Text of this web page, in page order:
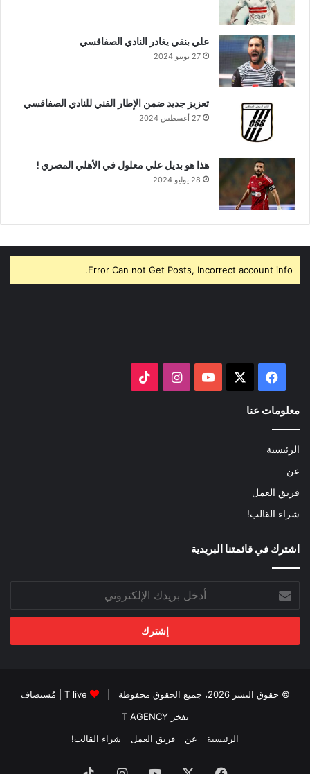
علي بنقي يغادر النادي الصفاقسي
27 يونيو 2024
تعزيز جديد ضمن الإطار الفني للنادي الصفاقسي
27 أغسطس 2024
هذا هو بديل علي معلول في الأهلي المصري !
28 يوليو 2024
Error Can not Get Posts, Incorrect account info.
فيسبوك ‫YouTubeانستقرام
معلومات عنا
الرئيسية
عن
فريق العمل
شراء القالب!
اشترك في قائمتنا البريدية
بريدك
الإلكتروني
© حقوق النشر 2026، جميع الحقوق محفوظة | T live | مُستضاف
بفخر T AGENCY
الرئيسية
عن فريق العمل شراء القالب!